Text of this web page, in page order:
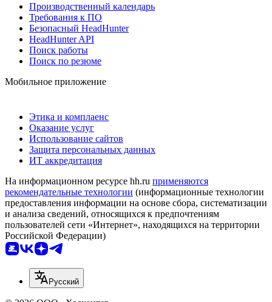
Производственный календарь
Требования к ПО
Безопасный HeadHunter
HeadHunter API
Поиск работы
Поиск по резюме
Мобильное приложение
Этика и комплаенс
Оказание услуг
Использование сайтов
Защита персональных данных
ИТ аккредитация
На информационном ресурсе hh.ru применяются
рекомендательные технологии (информационные технологии
предоставления информации на основе сбора, систематизации
и анализа сведений, относящихся к предпочтениям
пользователей сети «Интернет», находящихся на территории
Российской Федерации)
Русский